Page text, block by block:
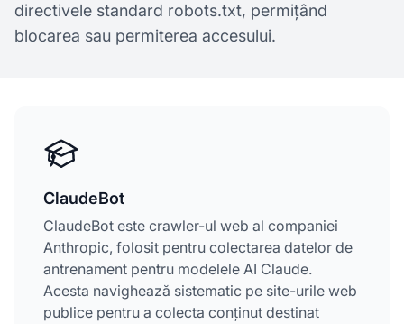
directivele standard robots.txt, permițând
blocarea sau permiterea accesului.
ClaudeBot
ClaudeBot este crawler-ul web al companiei
Anthropic, folosit pentru colectarea datelor de
antrenament pentru modelele AI Claude.
Acesta navighează sistematic pe site-urile web
publice pentru a colecta conținut destinat